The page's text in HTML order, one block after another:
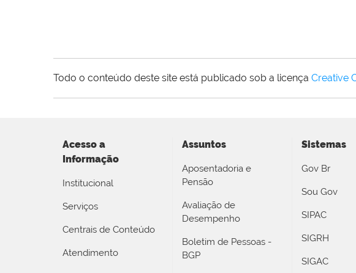
Todo o conteúdo deste site está publicado sob a licença Creative
Acesso a
Informação
Institucional
Serviços
Centrais de Conteúdo
Atendimento
Assuntos
Aposentadoria e
Pensão
Avaliação de
Desempenho
Boletim de Pessoas -
BGP
Sistemas
Gov Br
Sou Gov
SIPAC
SIGRH
SIGAC